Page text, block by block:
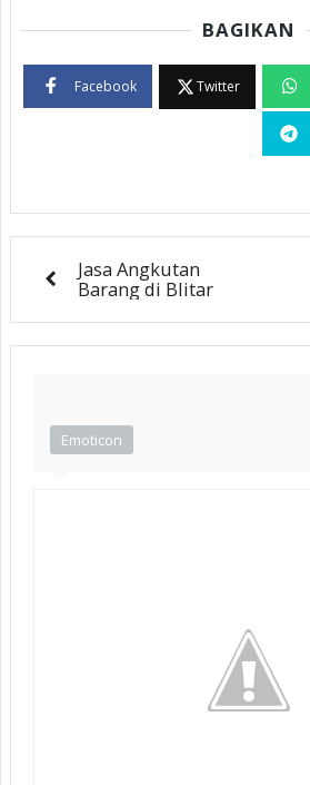
BAGIKAN
Facebook Twitter
Jasa Angkutan
Barang di Blitar
Emoticon